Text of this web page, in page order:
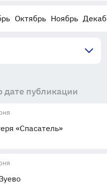
Октябрь Ноябрь
дате публикации
«Спасатель»